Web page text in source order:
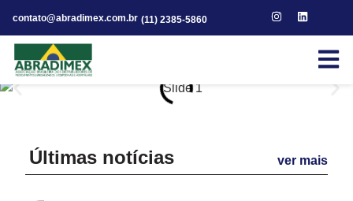
contato@abradimex.com.br (11) 2385-5860
Últimas notícias ver mais